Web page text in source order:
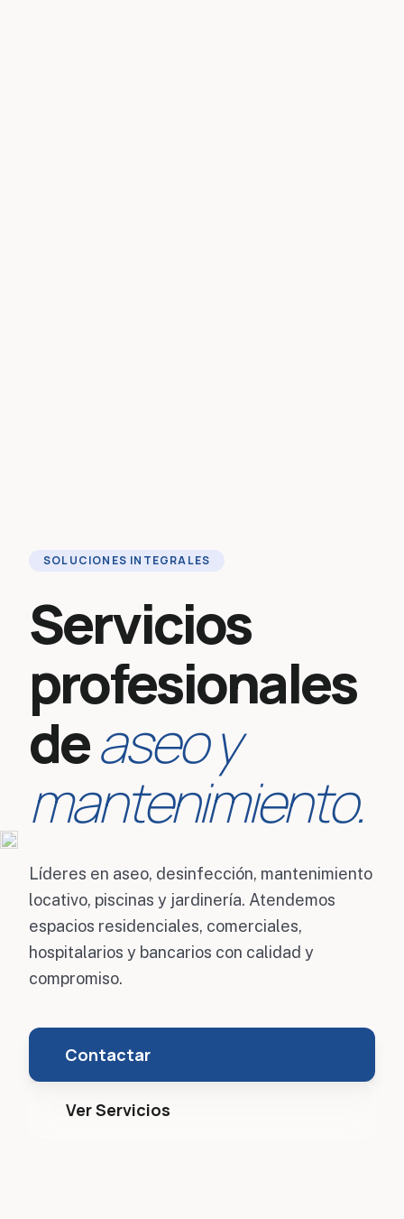
SOLUCIONES INTEGRALES
Servicios
profesionales
deaseo y
mantenimiento.
Líderes en aseo, desinfección, mantenimiento
locativo, piscinas y jardinería. Atendemos
espacios residenciales, comerciales,
hospitalarios y bancarios con calidad y
compromiso.
Contactar
Ver Servicios